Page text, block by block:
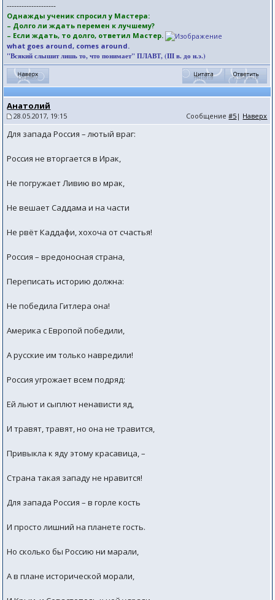
--------------------
Однажды ученик спросил у Мастера:
– Долго ли ждать перемен к лучшему?
– Если ждать, то долго, ответил Мастер.
what goes around, comes around.
"Всякий слышит лишь то, что понимает" ПЛАВТ, (III в. до н.э.)
Анатолий
28.05.2017, 19:15 Сообщение#5 | Наверх
Для запада Россия – лютый враг:
Россия не вторгается в Ирак,
Не погружает Ливию во мрак,
Не вешает Саддама и на части
Не рвёт Каддафи, хохоча от счастья!
Россия – вредоносная страна,
Переписать историю должна:
Не победила Гитлера она!
Америка с Европой победили,
А русские им только навредили!
Россия угрожает всем подряд:
Ей льют и сыплют ненависти яд,
И травят, травят, но она не травится,
Привыкла к яду этому красавица, –
Страна такая западу не нравится!
Для запада Россия – в горле кость
И просто лишний на планете гость.
Но сколько бы Россию ни марали,
А в плане исторической морали,